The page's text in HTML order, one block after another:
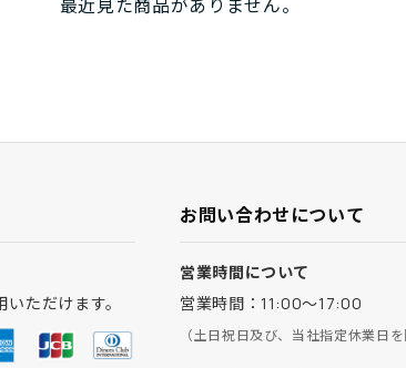
最近見た商品がありません。
ただけます。
お問い合わせについて
営業時間について
営業時間：11:00～17:00
（土日祝日及び、当社指定休業日